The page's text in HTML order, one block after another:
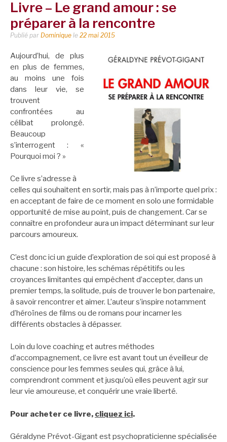
Livre – Le grand amour : se
préparer à la rencontre
Publié par Dominique le 22 mai 2015
Aujourd’hui, de plus
en plus de femmes,
au moins une fois
dans leur vie, se
trouvent
confrontées au
célibat prolongé.
Beaucoup
s’interrogent : «
Pourquoi moi ? »
Ce livre s’adresse à
celles qui souhaitent en sortir, mais pas à n’importe quel prix :
en acceptant de faire de ce moment en solo une formidable
opportunité de mise au point, puis de changement. Car se
connaître en profondeur aura un impact déterminant sur leur
parcours amoureux.
C’est donc ici un guide d’exploration de soi qui est proposé à
chacune : son histoire, les schémas répétitifs ou les
croyances limitantes qui empêchent d’accepter, dans un
premier temps, la solitude, puis de trouver le bon partenaire,
à savoir rencontrer et aimer. L’auteur s’inspire notamment
d’héroïnes de films ou de romans pour incarner les
différents obstacles à dépasser.
Loin du love coaching et autres méthodes
d’accompagnement, ce livre est avant tout un éveilleur de
conscience pour les femmes seules qui, grâce à lui,
comprendront comment et jusqu’où elles peuvent agir sur
leur vie amoureuse, et conquérir une vraie liberté.
Pour acheter ce livre, cliquez ici.
Géraldyne Prévot-Gigant est psychopraticienne spécialisée